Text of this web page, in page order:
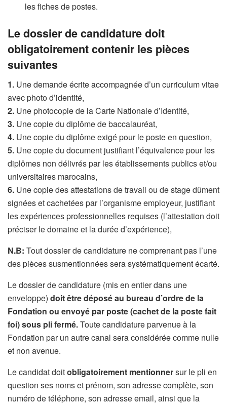
les fiches de postes.
Le dossier de candidature doit
obligatoirement contenir les pièces
suivantes
1. Une demande écrite accompagnée d’un curriculum vitae
avec photo d’identité,
2. Une photocopie de la Carte Nationale d’Identité,
3. Une copie du diplôme de baccalauréat,
4. Une copie du diplôme exigé pour le poste en question,
5. Une copie du document justifiant l’équivalence pour les
diplômes non délivrés par les établissements publics et/ou
universitaires marocains,
6. Une copie des attestations de travail ou de stage dûment
signées et cachetées par l’organisme employeur, justifiant
les expériences professionnelles requises (l’attestation doit
préciser le domaine et la durée d’expérience),
N.B: Tout dossier de candidature ne comprenant pas l’une
des pièces susmentionnées sera systématiquement écarté.
Le dossier de candidature (mis en entier dans une
enveloppe) doit être déposé au bureau d’ordre de la
Fondation ou envoyé par poste (cachet de la poste fait
foi) sous pli fermé.Toute candidature parvenue à la
Fondation par un autre canal sera considérée comme nulle
et non avenue.
Le candidat doitobligatoirement mentionnersur le pli en
question ses noms et prénom, son adresse complète, son
numéro de téléphone, son adresse email, ainsi que la